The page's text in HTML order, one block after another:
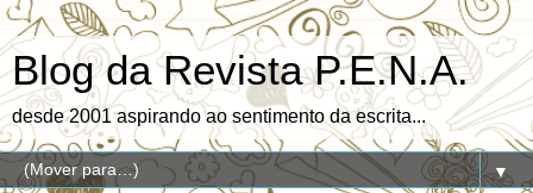
Blog da Revista P.E.N.A.
desde 2001 aspirando ao sentimento da escrita...
▼